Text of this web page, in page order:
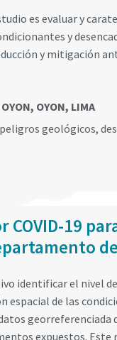
es evaluar y
y
y mitigación
OYON, LIMA
peligros geológicos,
COVID-19
identificar el nivel de
de las
expuestos.